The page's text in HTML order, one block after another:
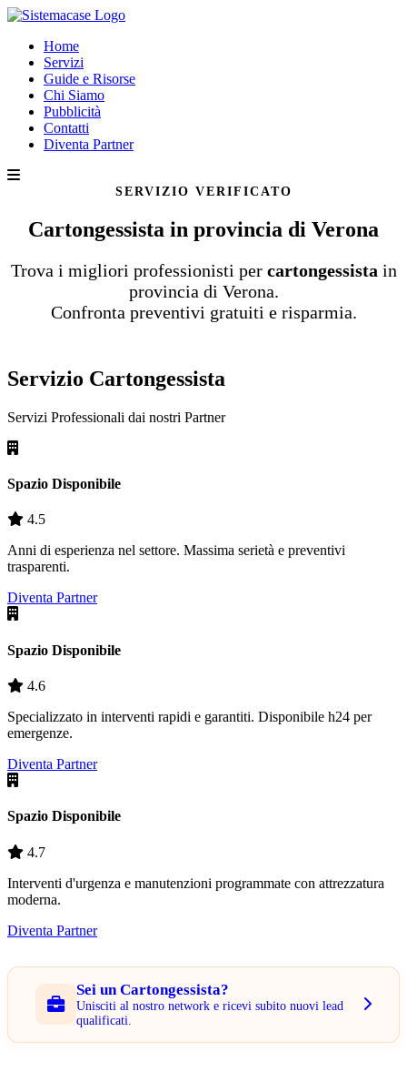
Home
Servizi
Guide e Risorse
Chi Siamo
Pubblicità
Contatti
Diventa Partner
SERVIZIO VERIFICATO
Cartongessista in provincia di Verona
Trova i migliori professionisti per cartongessista in
provincia di Verona.
Confronta preventivi gratuiti e risparmia.
Servizio Cartongessista
Servizi Professionali dai nostri Partner
Spazio Disponibile
4.5
Anni di esperienza nel settore. Massima serietà e preventivi
trasparenti.
Diventa Partner
Spazio Disponibile
4.6
Specializzato in interventi rapidi e garantiti. Disponibile h24 per
emergenze.
Diventa Partner
Spazio Disponibile
4.7
Interventi d'urgenza e manutenzioni programmate con attrezzatura
moderna.
Diventa Partner
Sei un Cartongessista?
Unisciti al nostro network e ricevi subito nuovi lead
qualificati.